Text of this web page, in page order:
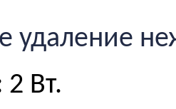
удаление
2 Вт.